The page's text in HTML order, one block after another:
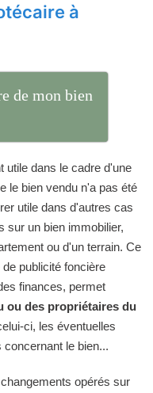
à
de mon bien
utile dans le cadre d'une
le bien vendu n'a pas été
utile dans d'autres cas
sur un bien immobilier,
ou d'un terrain. Ce
publicité foncière
finances, permet
ou des propriétaires du
ci, les éventuelles
le bien...
opérés sur